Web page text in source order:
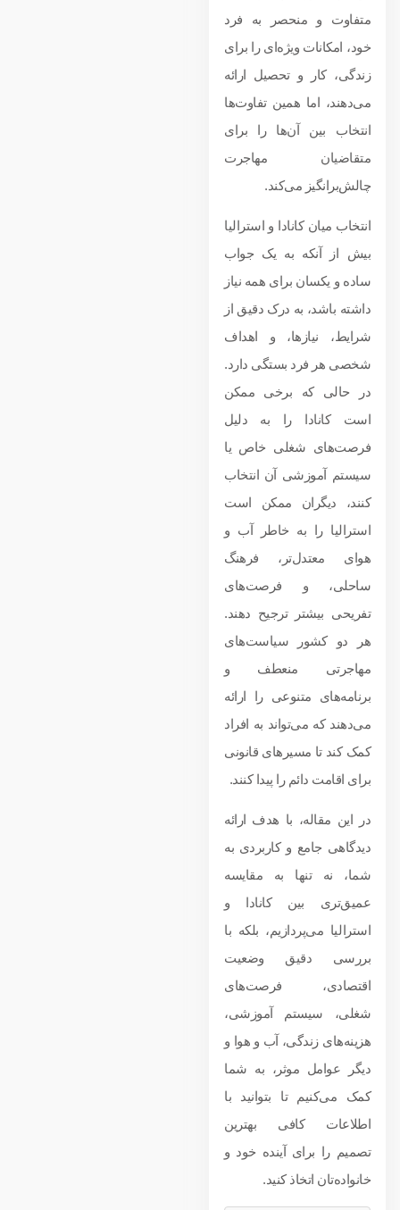
متفاوت و منحصر به فرد
خود، امکانات ویژه‌ای را برای
زندگی، کار و تحصیل ارائه
می‌دهند، اما همین تفاوت‌ها
انتخاب بین آن‌ها را برای
متقاضیان مهاجرت
چالش‌برانگیز می‌کند.
انتخاب میان کانادا و استرالیا
بیش از آنکه به یک جواب
ساده و یکسان برای همه نیاز
داشته باشد، به درک دقیق از
شرایط، نیازها، و اهداف
شخصی هر فرد بستگی دارد.
در حالی که برخی ممکن
است کانادا را به دلیل
فرصت‌های شغلی خاص یا
سیستم آموزشی آن انتخاب
کنند، دیگران ممکن است
استرالیا را به خاطر آب و
هوای معتدل‌تر، فرهنگ
ساحلی، و فرصت‌های
تفریحی بیشتر ترجیح دهند.
هر دو کشور سیاست‌های
مهاجرتی منعطف و
برنامه‌های متنوعی را ارائه
می‌دهند که می‌تواند به افراد
کمک کند تا مسیرهای قانونی
برای اقامت دائم را پیدا کنند.
در این مقاله، با هدف ارائه
دیدگاهی جامع و کاربردی به
شما، نه تنها به مقایسه
عمیق‌تری بین کانادا و
استرالیا می‌پردازیم، بلکه با
بررسی دقیق وضعیت
اقتصادی، فرصت‌های
شغلی، سیستم آموزشی،
هزینه‌های زندگی، آب و هوا و
دیگر عوامل موثر، به شما
کمک می‌کنیم تا بتوانید با
اطلاعات کافی بهترین
تصمیم را برای آینده خود و
خانواده‌تان اتخاذ کنید.